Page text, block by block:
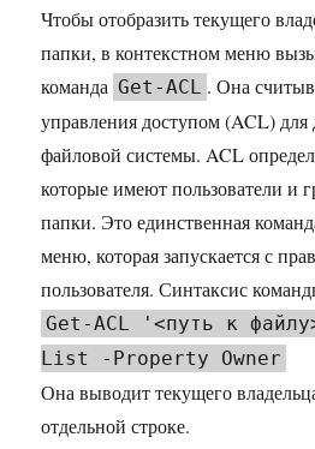
Чтобы отобразить текущего
папки, в контекстном меню
команда Get-ACL . Она
управления доступом (ACL) для
файловой системы. ACL
которые имеют пользователи и
папки. Это единственная
меню, которая запускается с
пользователя. Синтаксис
Get-ACL '<путь к
List -Property Owner
Она выводит текущего
отдельной строке.